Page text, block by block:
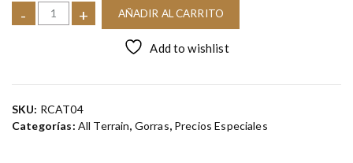
- + AÑADIR AL CARRITO
Add to wishlist
SKU: RCAT04
Categorías: All Terrain, Gorras, Precios Especiales